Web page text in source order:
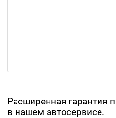
Расширенная гарантия
в нашем автосервисе.